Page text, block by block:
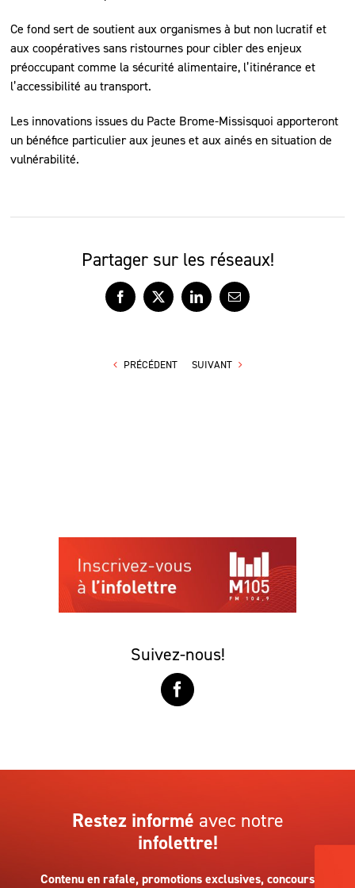
Ce fond sert de soutient aux organismes à but non lucratif et
aux coopératives sans ristournes pour cibler des enjeux
préoccupant comme la sécurité alimentaire, l’itinérance et
l’accessibilité au transport.
Les innovations issues du Pacte Brome-Missisquoi apporteront
un bénéfice particulier aux jeunes et aux ainés en situation de
vulnérabilité.
Partager sur les réseaux!
Facebook
X LinkedInCourriel
PRÉCÉDENT SUIVANT
Suivez-nous!
Restez informé avec notre
infolettre!
Contenu en rafale, promotions exclusives, concours